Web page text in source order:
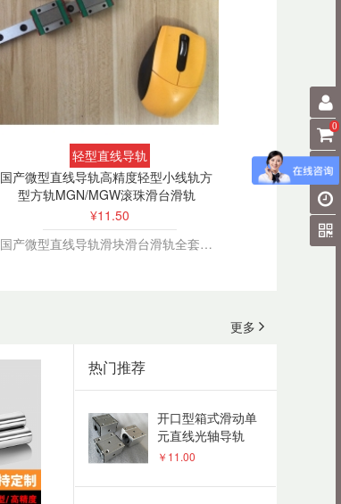
轻型直线导轨
国产微型直线导轨高精度轻型小线轨方
型方轨MGN/MGW滚珠滑台滑轨
¥11.50
国产微型直线导轨滑块滑台滑轨全套线轨轴承MGN/W/7C/9C/12C/15C
更多
热门推荐
加工定做45#镀铬
轴承碳钢直线光轴
硬轴导轨空心轴活
塞杆直线光杆
￥13.50
椭圆法兰LMH16
轴导轨加长滑块固
定座直线轴承
直线滑动单元支撑
耐高温高热SBR圆
开口型箱式滑动单
元直线光轴导轨
耐高温闭口式箱式
铜套石墨滑块
SC25/30/16/20/35/40/50UU
￥0.00
0